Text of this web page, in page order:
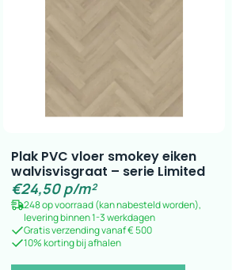
Plak PVC vloer smokey eiken
walvisvisgraat – serie Limited
€24,50p/m²
248 op voorraad (kan nabesteld worden),
levering binnen 1-3 werkdagen
Gratis verzending vanaf € 500
10% korting bij afhalen